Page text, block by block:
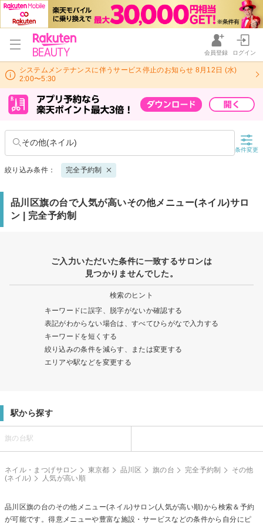
会員登録 ログイン
システムメンテナンスに伴うサービス停止のお知らせ 8月12日 (水)
2:00〜5:30
その他(ネイル)
条件変更
絞り込み条件： 完全予約制
品川区旗の台で人気が高いその他メニュー(ネイル)サロ
ン | 完全予約制
ご入力いただいた条件に一致するサロンは
見つかりませんでした。
検索のヒント
キーワードに誤字、脱字がないか確認する
表記がわからない場合は、すべてひらがなで入力する
キーワードを短くする
絞り込みの条件を減らす、または変更する
エリアや駅などを変更する
駅から探す
旗の台駅
ネイル・まつげサロン 東京都 品川区 旗の台 完全予約制
その他
(ネイル)
人気が高い順
品川区旗の台のその他メニュー(ネイル)サロン(人気が高い順)から検索＆予約
が可能です。得意メニューや豊富な施設・サービスなどの条件から自分にピ